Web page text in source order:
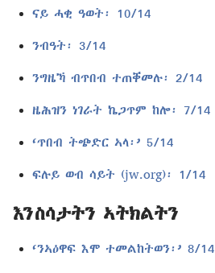
ናይ ሓቂ ዓወት፡ 10/14
ንብዓት፡ 3/14
ንግዜኻ ብጥበብ ተጠቐመሉ፡ 2/14
ዜሕዝን ነገራት ኬጋጥም ከሎ፡ 7/14
‘ጥበብ ትጭድር ኣላ፡’ 5/14
ፍሉይ ወብ ሳይት (jw.org)፡ 1/14
እንስሳታትን ኣትክልትን
‘ንኣዕዋፍ እሞ ተመልከትወን፡’ 8/14